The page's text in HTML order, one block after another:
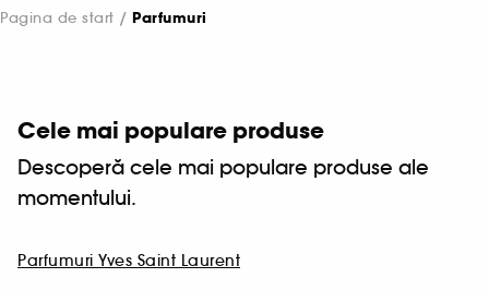
Pagina de start Parfumuri
Cele mai populare produse
Descoperă cele mai populare produse ale
momentului.
Parfumuri Yves Saint Laurent